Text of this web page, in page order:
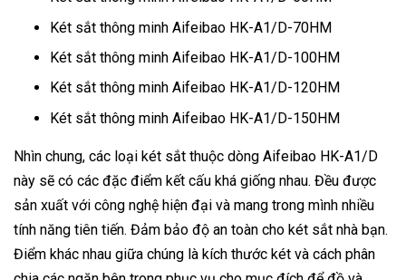
Két sắt thông minh Aifeibao HK-A1/D-70HM
Két sắt thông minh Aifeibao HK-A1/D-100HM
Két sắt thông minh Aifeibao HK-A1/D-120HM
Két sắt thông minh Aifeibao HK-A1/D-150HM
Nhìn chung, các loại két sắt thuộc dòng Aifeibao HK-A1/D
này sẽ có các đặc điểm kết cấu khá giống nhau. Đều được
sản xuất với công nghệ hiện đại và mang trong mình nhiều
tính năng tiên tiến. Đảm bảo độ an toàn cho két sắt nhà bạn.
Điểm khác nhau giữa chúng là kích thước két và cách phân